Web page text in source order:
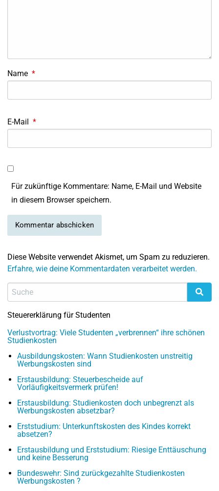
Name *
E-Mail *
Für zukünftige Kommentare: Name, E-Mail und Website
in diesem Browser speichern.
Diese Website verwendet Akismet, um Spam zu reduzieren.
Erfahre, wie deine Kommentardaten verarbeitet werden.
Steuererklärung für Studenten
Verlustvortrag: Viele Studenten „verbrennen“ ihre schönen
Studienkosten
Ausbildungskosten: Wann Studienkosten unstreitig
Werbungskosten sind
Erstausbildung: Steuerbescheide auf
Vorläufigkeitsvermerk prüfen!
Erstausbildung: Studienkosten doch unbegrenzt als
Werbungskosten absetzbar?
Erststudium: Unterkunftskosten des Kindes korrekt
absetzen?
Erstausbildung und Erststudium: Riesige Enttäuschung
und keine Besserung
Bundeswehr: Sind zurückgezahlte Studienkosten
Werbungskosten ?